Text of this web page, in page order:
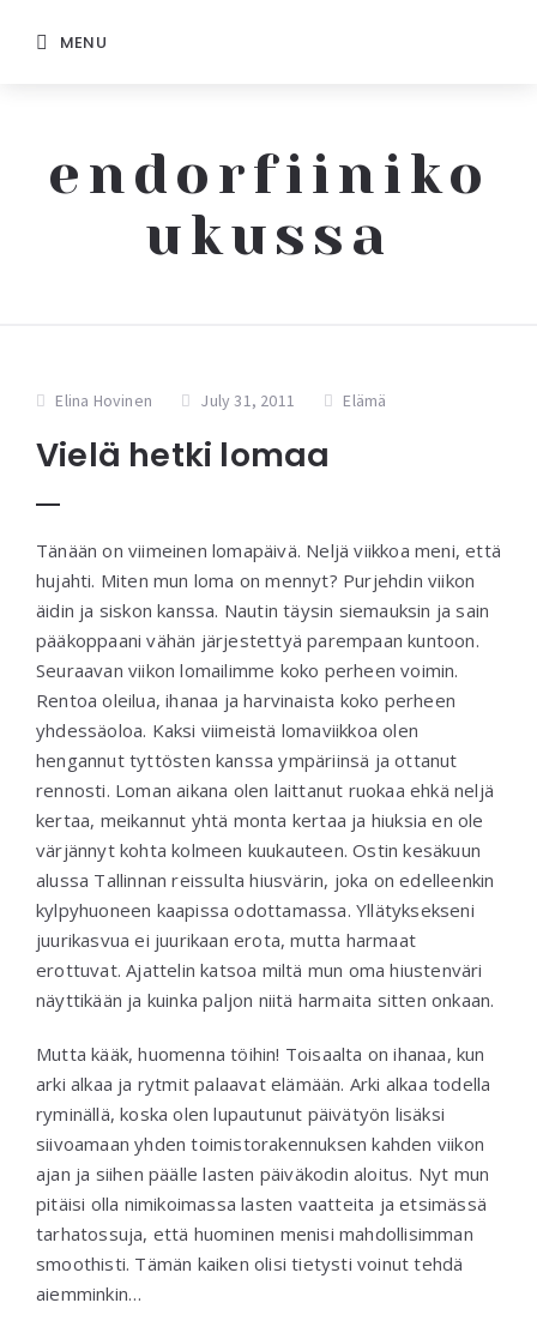
MENU
endorfiiniko
ukussa
Elina Hovinen July 31, 2011 Elämä
Vielä hetki lomaa
Tänään on viimeinen lomapäivä. Neljä viikkoa meni, että
hujahti. Miten mun loma on mennyt? Purjehdin viikon
äidin ja siskon kanssa. Nautin täysin siemauksin ja sain
pääkoppaani vähän järjestettyä parempaan kuntoon.
Seuraavan viikon lomailimme koko perheen voimin.
Rentoa oleilua, ihanaa ja harvinaista koko perheen
yhdessäoloa. Kaksi viimeistä lomaviikkoa olen
hengannut tyttösten kanssa ympäriinsä ja ottanut
rennosti. Loman aikana olen laittanut ruokaa ehkä neljä
kertaa, meikannut yhtä monta kertaa ja hiuksia en ole
värjännyt kohta kolmeen kuukauteen. Ostin kesäkuun
alussa Tallinnan reissulta hiusvärin, joka on edelleenkin
kylpyhuoneen kaapissa odottamassa. Yllätyksekseni
juurikasvua ei juurikaan erota, mutta harmaat
erottuvat. Ajattelin katsoa miltä mun oma hiustenväri
näyttikään ja kuinka paljon niitä harmaita sitten onkaan.
Mutta kääk, huomenna töihin! Toisaalta on ihanaa, kun
arki alkaa ja rytmit palaavat elämään. Arki alkaa todella
ryminällä, koska olen lupautunut päivätyön lisäksi
siivoamaan yhden toimistorakennuksen kahden viikon
ajan ja siihen päälle lasten päiväkodin aloitus. Nyt mun
pitäisi olla nimikoimassa lasten vaatteita ja etsimässä
tarhatossuja, että huominen menisi mahdollisimman
smoothisti. Tämän kaiken olisi tietysti voinut tehdä
aiemminkin…